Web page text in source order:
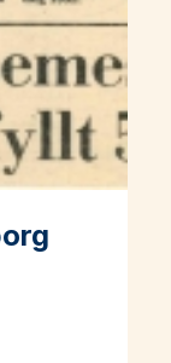
semesterbyn